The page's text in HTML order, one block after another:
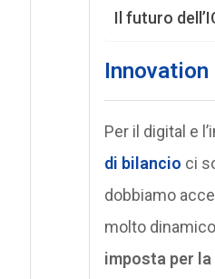
Il futuro
Innovation
Per il digital e
di bilancio ci
dobbiamo
molto
imposta per